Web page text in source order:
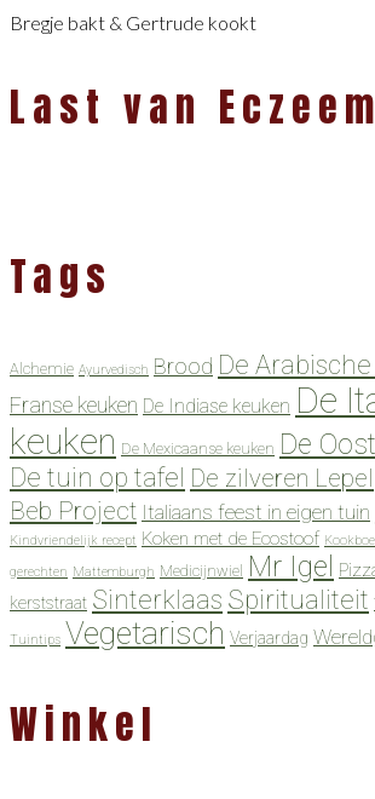
Bregje bakt & Gertrude kookt
Last van
Tags
Alchemie Ayurvedisch Brood De
Franse keuken De Indiase keuken De
keuken De Mexicaanse keuken De
De tuin op tafel De zilveren Lepel
Beb Project Italiaans feest in eigen tuin
Kindvriendelijk recept Koken met de Ecostoof
gerechten Mattemburgh Medicijnwiel Mr Igel
kerststraat Sinterklaas Spiritualiteit
Tuintips Vegetarisch Verjaardag
Winkel